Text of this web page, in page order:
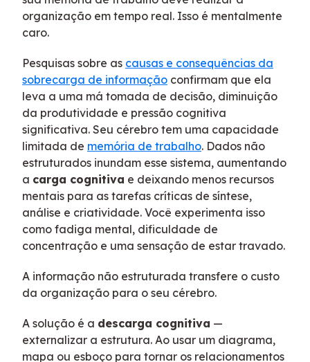
organização em tempo real. Isso é mentalmente
caro.
Pesquisas sobre as causas e consequências da
sobrecarga de informação confirmam que ela
leva a uma má tomada de decisão, diminuição
da produtividade e pressão cognitiva
significativa. Seu cérebro tem uma capacidade
limitada de memória de trabalho. Dados não
estruturados inundam esse sistema, aumentando
a carga cognitiva e deixando menos recursos
mentais para as tarefas críticas de síntese,
análise e criatividade. Você experimenta isso
como fadiga mental, dificuldade de
concentração e uma sensação de estar travado.
A informação não estruturada transfere o custo
da organização para o seu cérebro.
A solução é a descarga cognitiva —
externalizar a estrutura. Ao usar um diagrama,
mapa ou esboço para tornar os relacionamentos